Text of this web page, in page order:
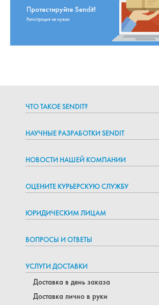
ЧТО ТАКОЕ SENDIT?
НАУЧНЫЕ РАЗРАБОТКИ SENDIT
НОВОСТИ НАШЕЙ КОМПАНИИ
ОЦЕНИТЕ КУРЬЕРСКУЮ СЛУЖБУ
ЮРИДИЧЕСКИМ ЛИЦАМ
ВОПРОСЫ И ОТВЕТЫ
УСЛУГИ ДОСТАВКИ
Доставка в день заказа
Доставка лично в руки